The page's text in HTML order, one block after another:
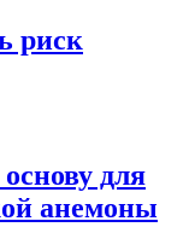
риск
для
анемоны